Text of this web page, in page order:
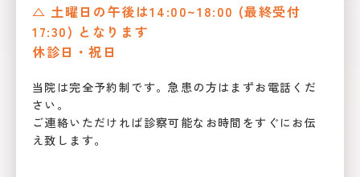
△ 土曜日の午後は14:00~18:00 (最終受付
17:30) となります
休診日・祝日
当院は完全予約制です。急患の方はまずお電話くだ
さい。
ご連絡いただければ診察可能なお時間をすぐにお伝
え致します。